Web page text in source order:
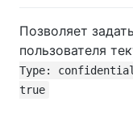
Позволяет
пользователя
Type: confidential
true